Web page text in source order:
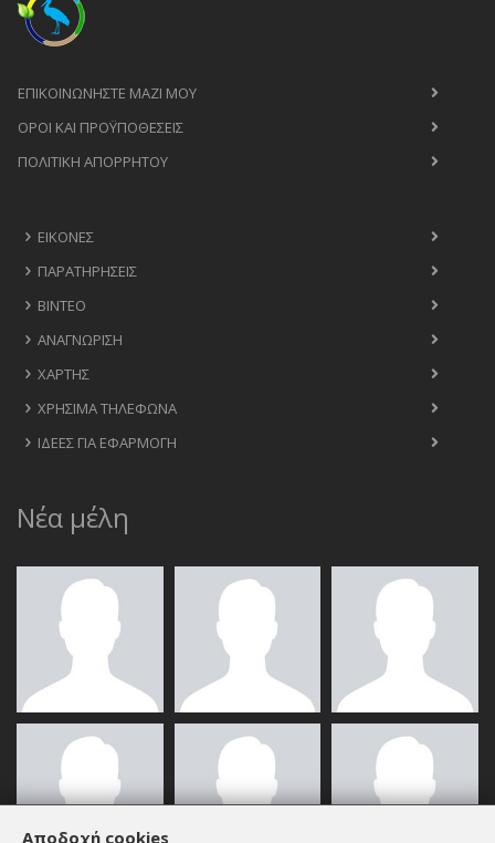
ΕΠΙΚΟΙΝΩΝΉΣΤΕ ΜΑΖΊ ΜΟΥ
ΟΡΟΙ ΚΑΙ ΠΡΟΫΠΟΘΈΣΕΙΣ
ΠΟΛΙΤΙΚΉ ΑΠΟΡΡΉΤΟΥ
ΕΙΚΌΝΕΣ
ΠΑΡΑΤΗΡΉΣΕΙΣ
ΒΊΝΤΕΟ
ΑΝΑΓΝΏΡΙΣΗ
ΧΆΡΤΗΣ
ΧΡΉΣΙΜΑ ΤΗΛΈΦΩΝΑ
ΙΔΈΕΣ ΓΙΑ ΕΦΑΡΜΟΓΉ
Νέα μέλη
Αποδοχή cookies